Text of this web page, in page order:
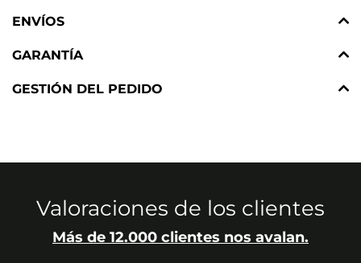
ENVÍOS
GARANTÍA
GESTIÓN DEL PEDIDO
Valoraciones de los clientes
Más de 12.000 clientes nos avalan.